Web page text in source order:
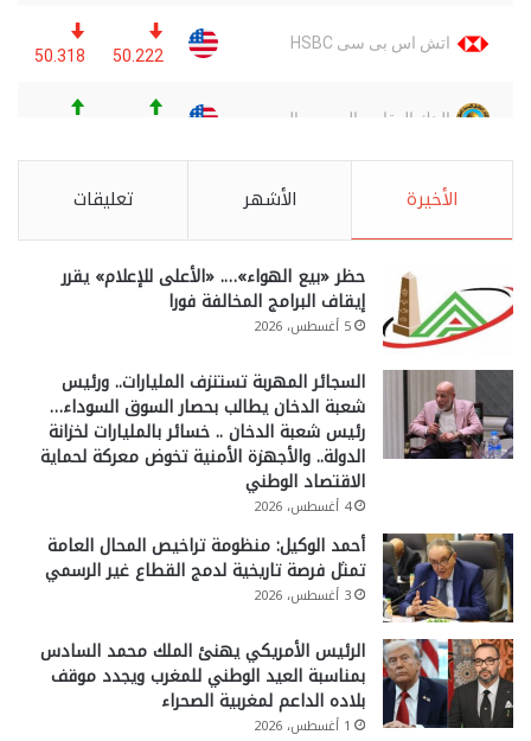
الأخيرة الأشهر تعليقات
حظر «بيع الهواء»…. «الأعلى للإعلام» يقرر
إيقاف البرامج المخالفة فورا
5 أغسطس، 2026
السجائر المهربة تستنزف المليارات.. ورئيس
شعبة الدخان يطالب بحصار السوق السوداء…
رئيس شعبة الدخان .. خسائر بالمليارات لخزانة
الدولة.. والأجهزة الأمنية تخوض معركة لحماية
الاقتصاد الوطني
4 أغسطس، 2026
أحمد الوكيل: منظومة تراخيص المحال العامة
تمثل فرصة تاريخية لدمج القطاع غير الرسمي
3 أغسطس، 2026
الرئيس الأمريكي يهنئ الملك محمد السادس
بمناسبة العيد الوطني للمغرب ويجدد موقف
بلاده الداعم لمغربية الصحراء
1 أغسطس، 2026